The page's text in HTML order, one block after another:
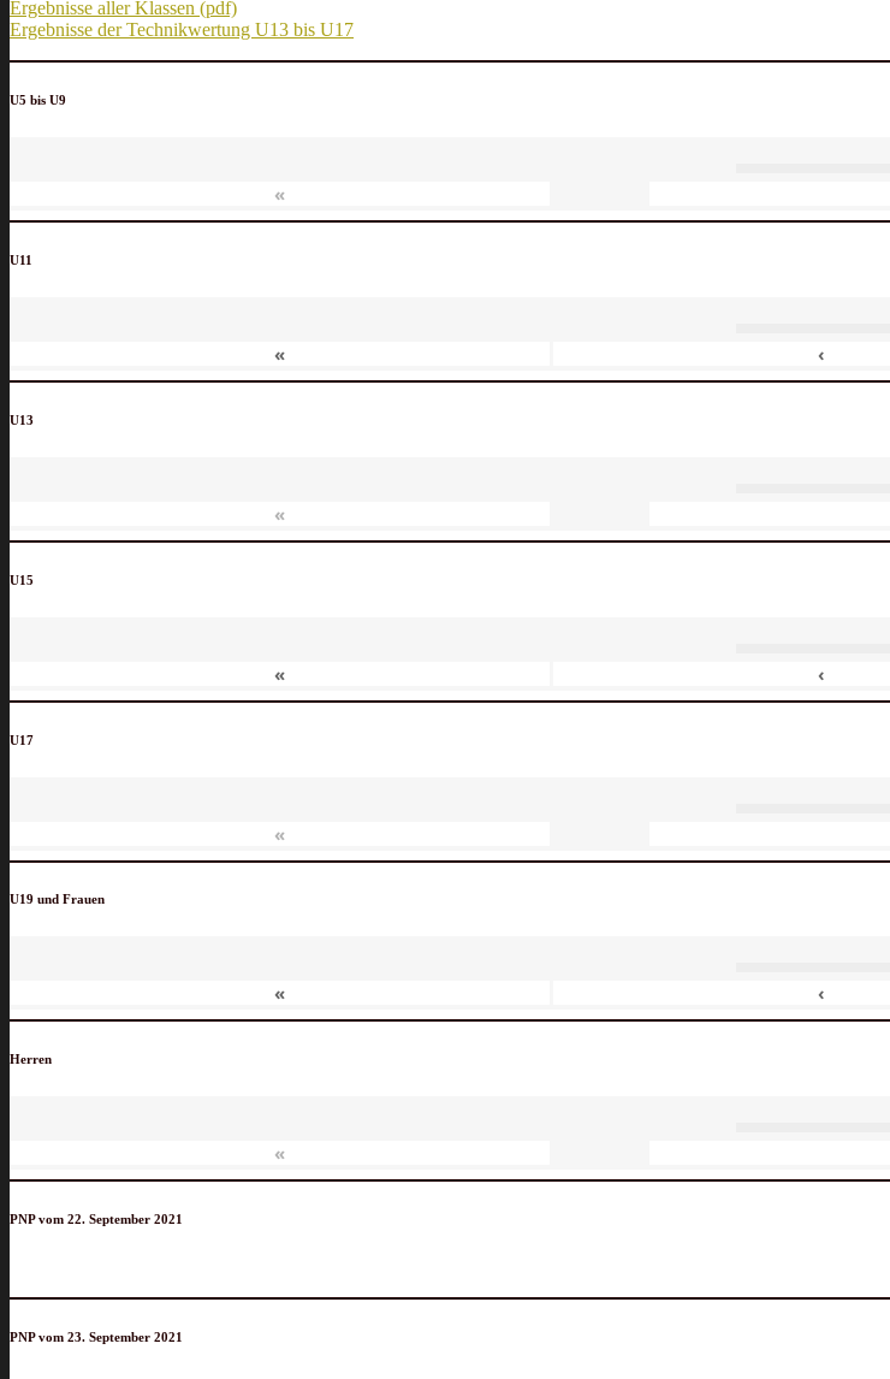
Ergebnisse aller Klassen (pdf)
Ergebnisse der Technikwertung U13 bis U17
U5 bis U9
«
U11
« ‹
U13
«
U15
« ‹
U17
«
U19 und Frauen
« ‹
Herren
«
PNP vom 22. September 2021
PNP vom 23. September 2021